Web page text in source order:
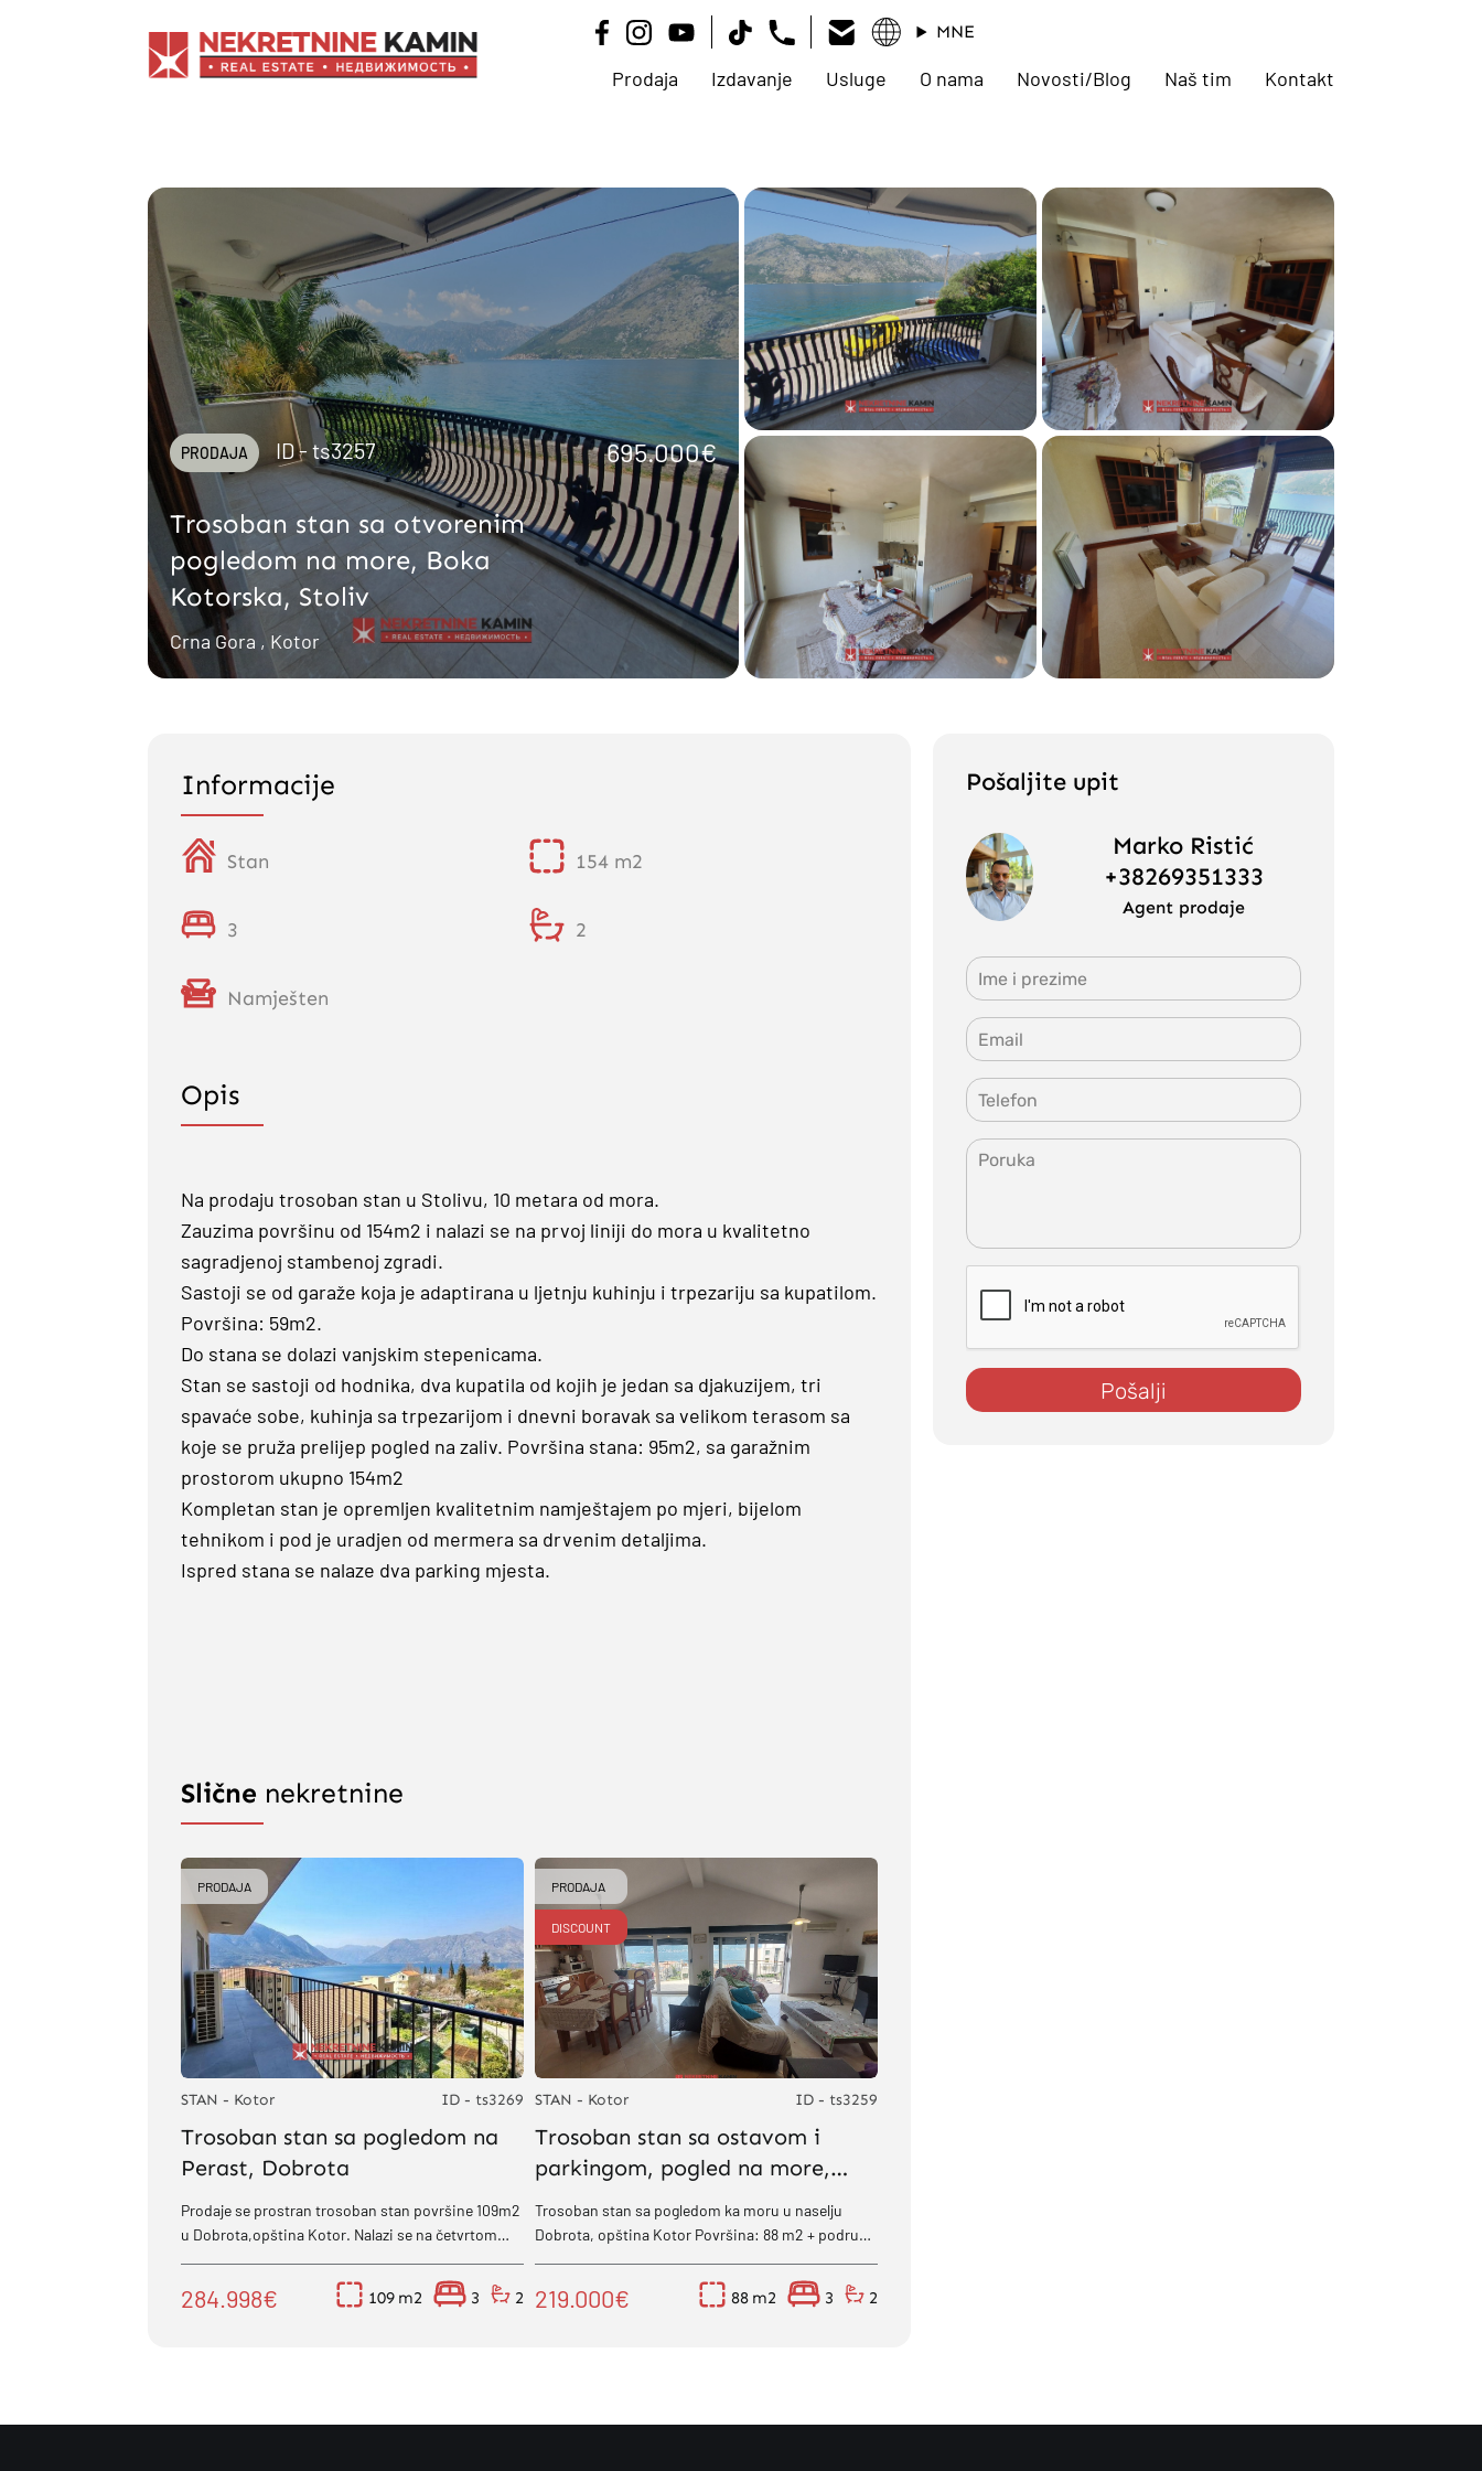
MNE
Prodaja Izdavanje Usluge O nama Novosti/Blog Naš tim Kontakt
PRODAJA ID - ts3257
Trosoban stan sa otvorenim
pogledom na more, Boka
Kotorska, Stoliv
Crna Gora , Kotor
695.000€
Informacije
Stan 154 m2
3 2
Namješten
Opis
Na prodaju trosoban stan u Stolivu, 10 metara od mora.
Zauzima površinu od 154m2 i nalazi se na prvoj liniji do mora u kvalitetno
sagradjenoj stambenoj zgradi.
Sastoji se od garaže koja je adaptirana u ljetnju kuhinju i trpezariju sa kupatilom.
Površina: 59m2.
Do stana se dolazi vanjskim stepenicama.
Stan se sastoji od hodnika, dva kupatila od kojih je jedan sa djakuzijem, tri
spavaće sobe, kuhinja sa trpezarijom i dnevni boravak sa velikom terasom sa
koje se pruža prelijep pogled na zaliv. Površina stana: 95m2, sa garažnim
prostorom ukupno 154m2
Kompletan stan je opremljen kvalitetnim namještajem po mjeri, bijelom
tehnikom i pod je uradjen od mermera sa drvenim detaljima.
Ispred stana se nalaze dva parking mjesta.
Slične nekretnine
PRODAJA
STAN - Kotor ID - ts3269
Trosoban stan sa pogledom na
Perast, Dobrota
Prodaje se prostran trosoban stan površine 109m2
u Dobrota,opština Kotor. Nalazi se na četvrtom
284.998€ 109 3 2
PRODAJA
DISCOUNT
STAN - Kotor ID - ts3259
Trosoban stan sa ostavom i
parkingom, pogled na more,
Kotor, Dobrota
Trosoban stan sa pogledom ka moru u naselju
Dobrota, opština Kotor Površina: 88 m2 + podrum
219.000€ 88 3 2
Pošaljite upit
Marko Ristić
+38269351333
Agent prodaje
Pošalji